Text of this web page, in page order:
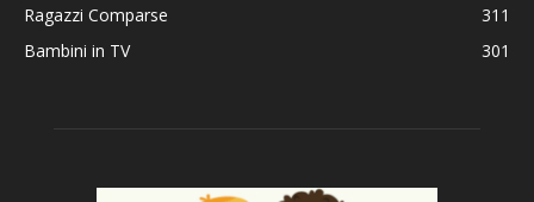
Ragazzi Comparse
311
Bambini in TV
301